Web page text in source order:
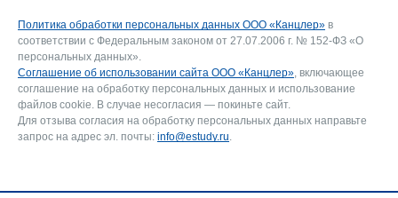
Политика обработки персональных данных ООО «Канцлер» в
соответствии с Федеральным законом от 27.07.2006 г. № 152-ФЗ «О
персональных данных».
Соглашение об использовании сайта ООО «Канцлер» , включающее
соглашение на обработку персональных данных и использование
файлов cookie. В случае несогласия — покиньте сайт.
Для отзыва согласия на обработку персональных данных направьте
запрос на адрес эл. почты: info@estudy.ru